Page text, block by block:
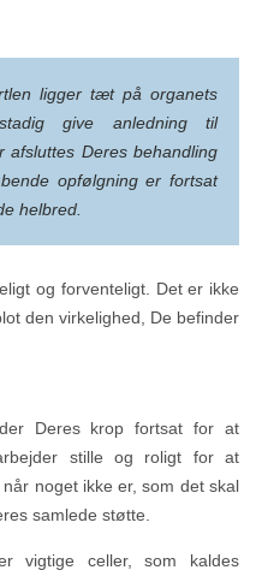
ligger tæt på organets
give anledning til
afsluttes Deres behandling
opfølgning er fortsat
helbred.
og forventeligt. Det er ikke
den virkelighed, De befinder
Deres krop fortsat for at
stille og roligt for at
noget ikke er, som det skal
samlede støtte.
vigtige celler, som kaldes